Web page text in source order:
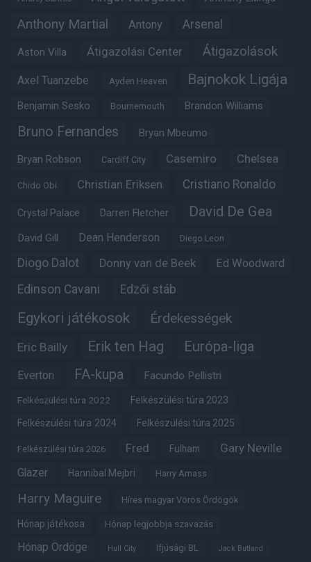
Anthony Martial Antony Arsenal
Aston Villa Átigazolási Center Átigazolások
Axel Tuanzebe Ayden Heaven Bajnokok Ligája
Benjamin Sesko Bournemouth Brandon Williams
Bruno Fernandes Bryan Mbeumo
Bryan Robson Cardiff City Casemiro Chelsea
Chido Obi Christian Eriksen Cristiano Ronaldo
Crystal Palace Darren Fletcher David De Gea
David Gill Dean Henderson Diego Leon
Diogo Dalot Donny van de Beek Ed Woodward
Edinson Cavani Edzői stáb
Egykori játékosok Érdekességek
Eric Bailly Erik ten Hag Európa-liga
Everton FA-kupa Facundo Pellistri
Felkészülési túra 2022 Felkészülési túra 2023
Felkészülési túra 2024 Felkészülési túra 2025
Felkészülési túra 2026 Fred Fulham Gary Neville
Glazer Hannibal Mejbri Harry Amass
Harry Maguire Híres magyar Vörös Ördögök
Hónap játékosa Hónap legjobbja szavazás
Hónap Ördöge Hull City Ifjúsági BL Jack Butland